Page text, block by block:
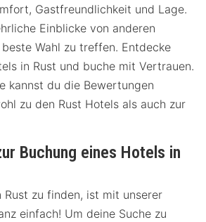
Gastfreundlichkeit und Lage.
Einblicke von anderen
Wahl zu treffen. Entdecke
in Rust und buche mit Vertrauen.
kannst du die Bewertungen
zu den Rust Hotels als auch zur
Buchung eines Hotels in
Rust zu finden, ist mit unserer
einfach! Um deine Suche zu